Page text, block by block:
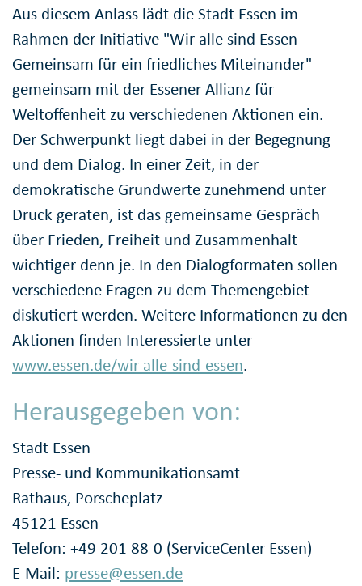
Aus diesem Anlass lädt die Stadt Essen im
Rahmen der Initiative "Wir alle sind Essen –
Gemeinsam für ein friedliches Miteinander"
gemeinsam mit der Essener Allianz für
Weltoffenheit zu verschiedenen Aktionen ein.
Der Schwerpunkt liegt dabei in der Begegnung
und dem Dialog. In einer Zeit, in der
demokratische Grundwerte zunehmend unter
Druck geraten, ist das gemeinsame Gespräch
über Frieden, Freiheit und Zusammenhalt
wichtiger denn je. In den Dialogformaten sollen
verschiedene Fragen zu dem Themengebiet
diskutiert werden. Weitere Informationen zu den
Aktionen finden Interessierte unter
www.essen.de/wir-alle-sind-essen.
Herausgegeben von:
Stadt Essen
Presse- und Kommunikationsamt
Rathaus, Porscheplatz
45121 Essen
Telefon: +49 201 88-0 (ServiceCenter Essen)
E-Mail: presse@essen.de